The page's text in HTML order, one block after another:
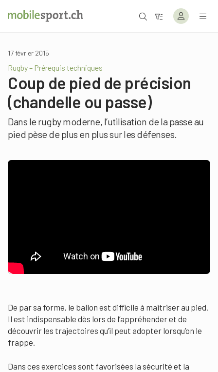
17 février 2015
Rugby – Prérequis techniques
Coup de pied de précision
(chandelle ou passe)
Dans le rugby moderne, l’utilisation de la passe au
pied pèse de plus en plus sur les défenses.
De par sa forme, le ballon est difficile à maitriser au pied.
Il est indispensable dès lors de l’appréhender et de
découvrir les trajectoires qu’il peut adopter lorsqu’on le
frappe.
Dans ces exercices sont favorisées la sécurité et la